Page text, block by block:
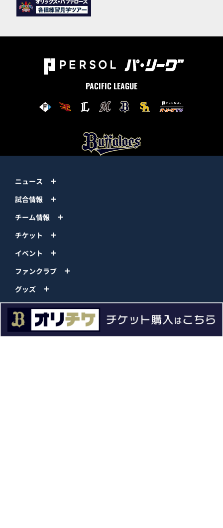
PACIFIC LEAGUE
ニュース
試合情報
チーム情報
チケット
イベント
ファンクラブ
グッズ
ファーム
エンタメ